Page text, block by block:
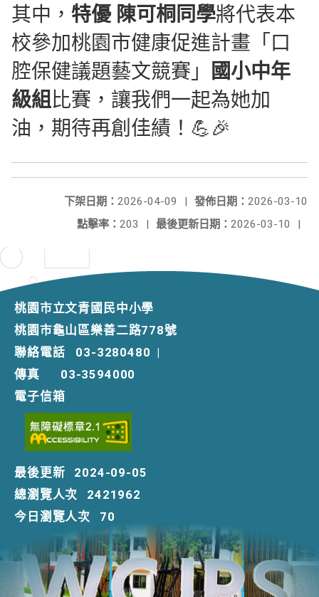
其中， 特優 陳可桐同學將代表本
校參加桃園市健康促進計畫「口
腔保健議題藝文競賽」
國小中年
級組比賽，讓我們一起為她加
油，期待再創佳績！ 💪🎉
發佈日期： 2026-03-10
下架日期： 2026-04-09
|
最後更新日期： 2026-03-10 |
點擊率： 203 |
桃園市立文青國民中小學
桃園市龜山區樂善二路778號
聯絡電話
03-3280480 |
傳真
03-3594000
電子信箱
最後更新
2024-09-05
總瀏覽人次
2421962
今日瀏覽人次
70